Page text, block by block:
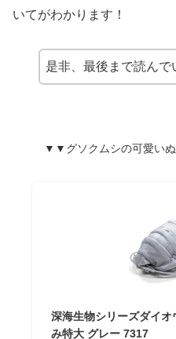
いてがわかります！
是非、最後まで読んで
▼▼ グソクムシの可愛い
深海生物シリーズダイ
み特大 グレー 7317